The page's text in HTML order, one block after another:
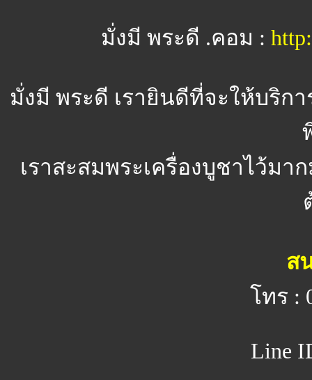
มั่งมี พระดี .คอม :
มั่งมี พระดี เรายินดีที่จะให้บริก
เราสะสมพระเครื่องบูชาไว้ม
ส
โทร :
Line